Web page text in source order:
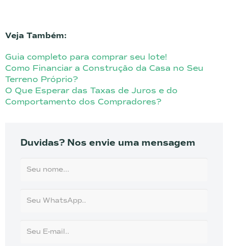
Veja Também:
Guia completo para comprar seu lote!
Como Financiar a Construção da Casa no Seu
Terreno Próprio?
O Que Esperar das Taxas de Juros e do
Comportamento dos Compradores?
Duvidas? Nos envie uma mensagem